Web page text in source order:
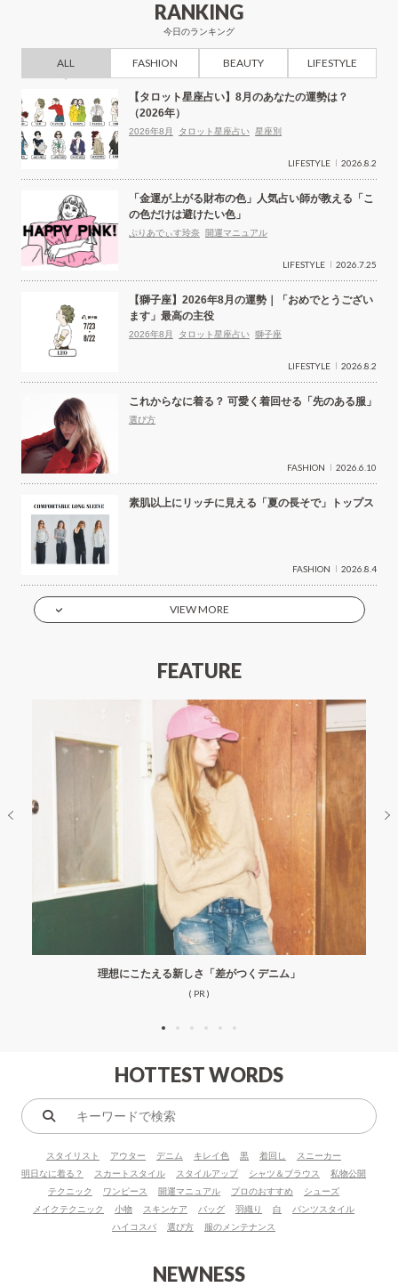
ョ
ン
RANKING
今日のランキング
ALL FASHION BEAUTY LIFESTYLE
【タロット星座占い】8月のあなたの運勢は？
（2026年）
2026年8月 タロット星座占い 星座別
LIFESTYLE 2026.8.2
「金運が上がる財布の色」人気占い師が教える「こ
の色だけは避けたい色」
ぷりあでぃす玲奈 開運マニュアル
LIFESTYLE 2026.7.25
【獅子座】2026年8月の運勢｜「おめでとうござい
ます」最高の主役
2026年8月 タロット星座占い 獅子座
LIFESTYLE 2026.8.2
これからなに着る？ 可愛く着回せる「先のある服」
選び方
FASHION 2026.6.10
素肌以上にリッチに見える「夏の長そで」トップス
FASHION 2026.8.4
VIEW MORE
FEATURE
理想にこたえる新しさ「差がつくデニム」
( PR )
HOTTEST WORDS
キ
ワ
ー
ド
で
スタイリスト アウター デニム キレイ色 黒 着回し
スニーカー
明日なに着る？
スカートスタイル スタイルアップ シャツ＆ブラウス
私物公開
テクニック
ワンピース 開運マニュアル プロのおすすめ
シューズ
メイクテクニック
小物 スキンケア バッグ 羽織り 白
パンツスタイル
ハイコスパ
選び方 服のメンテナンス
NEWNESS